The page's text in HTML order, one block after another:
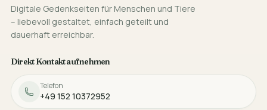
Digitale Gedenkseiten für Menschen und Tiere
– liebevoll gestaltet, einfach geteilt und
dauerhaft erreichbar.
Direkt Kontakt aufnehmen
Telefon
+49 152 10372952